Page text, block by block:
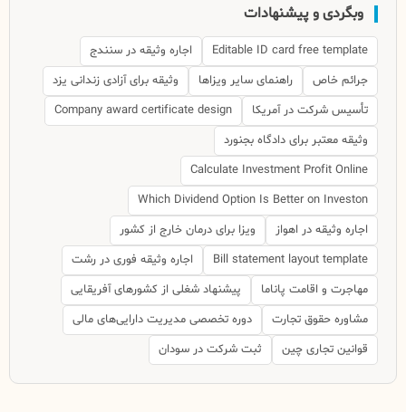
وبگردی و پیشنهادات
Editable ID card free template
اجاره وثیقه در سنندج
جرائم خاص
راهنمای سایر ویزاها
وثیقه برای آزادی زندانی یزد
تأسیس شرکت در آمریکا
Company award certificate design
وثیقه معتبر برای دادگاه بجنورد
Calculate Investment Profit Online
Which Dividend Option Is Better on Investon
اجاره وثیقه در اهواز
ویزا برای درمان خارج از کشور
Bill statement layout template
اجاره وثیقه فوری در رشت
مهاجرت و اقامت پاناما
پیشنهاد شغلی از کشورهای آفریقایی
مشاوره حقوق تجارت
دوره تخصصی مدیریت دارایی‌های مالی
قوانین تجاری چین
ثبت شرکت در سودان